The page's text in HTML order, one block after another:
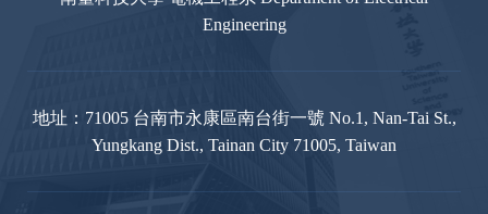
Engineering
地址：71005 台南市永康區南台街一號 No.1, Nan-Tai St.,
Yungkang Dist., Tainan City 71005, Taiwan